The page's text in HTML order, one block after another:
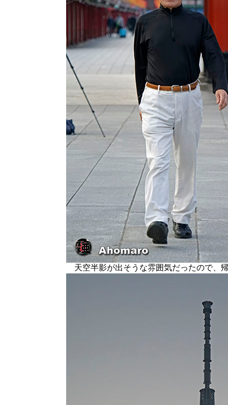
天空半影が出そうな雰囲気だったので、